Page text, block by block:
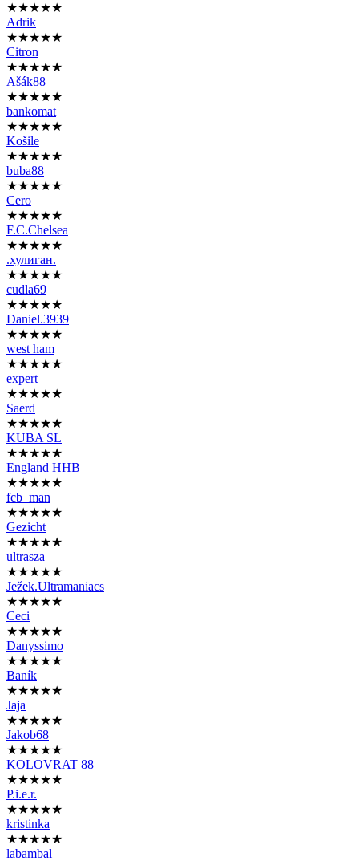
★★★★★
Adrik
★★★★★
Citron
★★★★★
Ašák88
★★★★★
bankomat
★★★★★
Košile
★★★★★
buba88
★★★★★
Cero
★★★★★
F.C.Chelsea
★★★★★
.хулиган.
★★★★★
cudla69
★★★★★
Daniel.3939
★★★★★
west ham
★★★★★
expert
★★★★★
Saerd
★★★★★
KUBA SL
★★★★★
England HHB
★★★★★
fcb_man
★★★★★
Gezicht
★★★★★
ultrasza
★★★★★
Ježek.Ultramaniacs
★★★★★
Ceci
★★★★★
Danyssimo
★★★★★
Baník
★★★★★
Jaja
★★★★★
Jakob68
★★★★★
KOLOVRAT 88
★★★★★
P.i.e.r.
★★★★★
kristinka
★★★★★
labambal